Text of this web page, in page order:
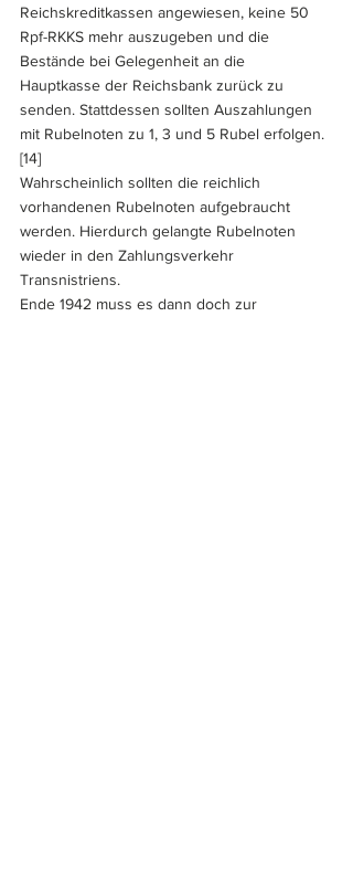
Reichskreditkassen angewiesen, keine 50
Rpf-RKKS mehr auszugeben und die
Bestände bei Gelegenheit an die
Hauptkasse der Reichsbank zurück zu
senden. Stattdessen sollten Auszahlungen
mit Rubelnoten zu 1, 3 und 5 Rubel erfolgen.
[14]
Wahrscheinlich sollten die reichlich
vorhandenen Rubelnoten aufgebraucht
werden. Hierdurch gelangte Rubelnoten
wieder in den Zahlungsverkehr
Transnistriens.
Ende 1942 muss es dann doch zur